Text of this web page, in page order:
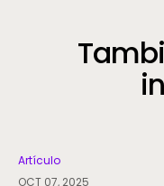
Artículo
OCT 07, 2025